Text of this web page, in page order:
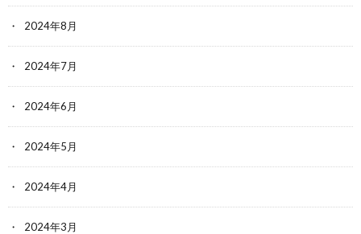
2024年8月
2024年7月
2024年6月
2024年5月
2024年4月
2024年3月